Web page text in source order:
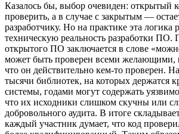
Казалось бы, выбор очевиден: открытый
проверить, а в случае с закрытым —
разработчику. Но на практике эта логика
техническую реальность разработки ПО.
открытого ПО заключается в слове
может быть проверен всеми желающими,
что он действительно кем-то проверен.
тысячи библиотек, на которых держатся
системы, годами могут содержать
что их исходники слишком скучны или
добровольного аудита. В итоге
каждый участник думает, что код